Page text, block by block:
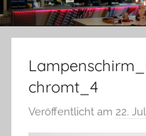
chromt_4
Veröffentlicht am 22.